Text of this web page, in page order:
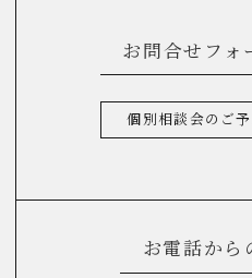
お問合せフォ
個別相談会のご
お電話から